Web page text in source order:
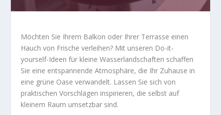
Möchten Sie Ihrem Balkon oder Ihrer Terrasse einen
Hauch von Frische verleihen? Mit unseren Do-it-
yourself-Ideen für kleine Wasserlandschaften schaffen
Sie eine entspannende Atmosphäre, die Ihr Zuhause in
eine grüne Oase verwandelt. Lassen Sie sich von
praktischen Vorschlägen inspirieren, die selbst auf
kleinem Raum umsetzbar sind.